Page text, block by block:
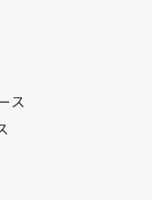
ス